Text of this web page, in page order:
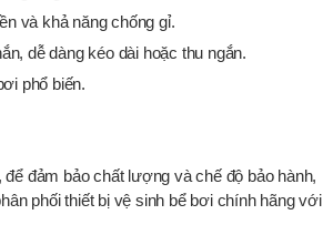
và khả năng chống gỉ.
dễ dàng kéo dài hoặc thu ngắn.
phổ biến.
đảm bảo chất lượng và chế độ bảo hành,
phối thiết bị vệ sinh bể bơi chính hãng với